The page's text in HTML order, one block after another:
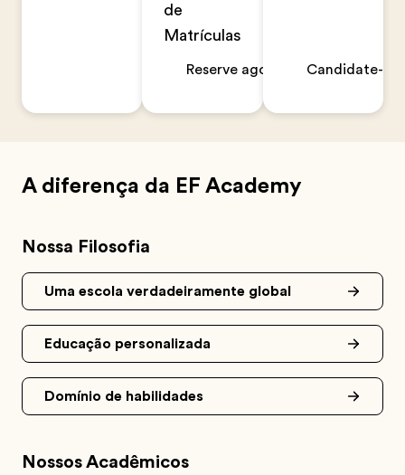
de
Matrículas
Reserve agora Candidate-se
A diferença da EF Academy
Nossa Filosofia
Uma escola verdadeiramente global
Educação personalizada
Domínio de habilidades
Nossos Acadêmicos